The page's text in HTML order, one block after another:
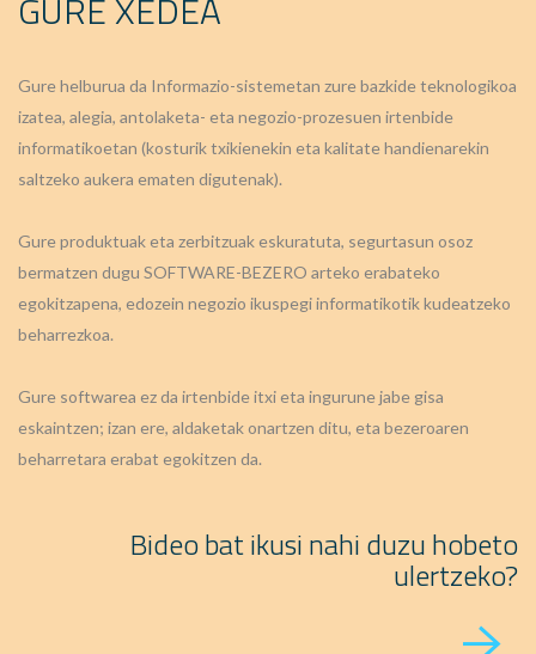
Gure helburua da Informazio-sistemetan zure bazkide teknologikoa
izatea, alegia, antolaketa- eta negozio-prozesuen irtenbide
informatikoetan (kosturik txikienekin eta kalitate handienarekin
saltzeko aukera ematen digutenak).
Gure produktuak eta zerbitzuak eskuratuta, segurtasun osoz
bermatzen dugu SOFTWARE-BEZERO arteko erabateko
egokitzapena, edozein negozio ikuspegi informatikotik kudeatzeko
beharrezkoa.
Gure softwarea ez da irtenbide itxi eta ingurune jabe gisa
eskaintzen; izan ere, aldaketak onartzen ditu, eta bezeroaren
beharretara erabat egokitzen da.
Bideo bat ikusi nahi duzu hobeto
ulertzeko?